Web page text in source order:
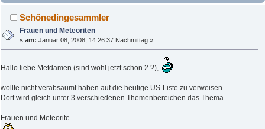
(Gelesen 4905 mal)
Schönedingesammler
Frauen und Meteoriten
«am: Januar 08, 2008, 14:26:37 Nachmittag »
Hallo liebe Metdamen (sind wohl jetzt schon 2 ?),
wollte nicht verabsäumt haben auf die heutige US-Liste zu verweisen.
Dort wird gleich unter 3 verschiedenen Themenbereichen das Thema
Frauen und Meteorite